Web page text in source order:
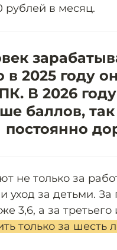
рублей в месяц.
в 2025 году
В 2026
баллов, так
постоянно
не только за
уход за детьми. За
3,6, а за
только за шесть